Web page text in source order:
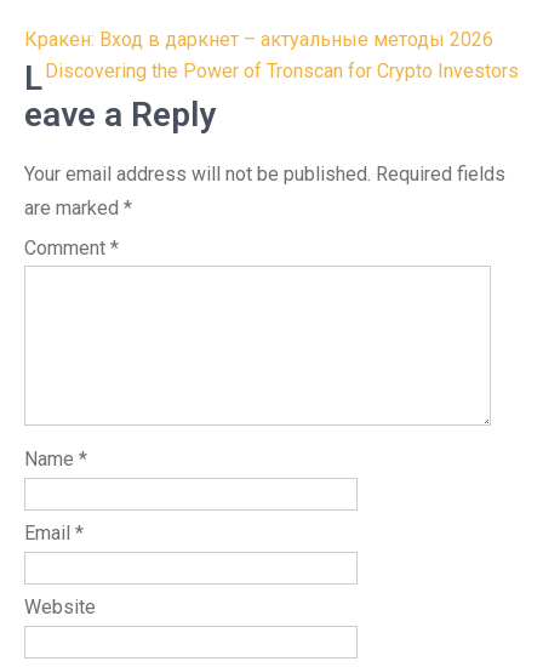
Post
navigation
Кракен: Вход в даркнет – актуальные методы 2026
Discovering the Power of Tronscan for Crypto Investors
L
eave a Reply
Your email address will not be published. Required fields
are marked *
Comment *
Name *
Email *
Website